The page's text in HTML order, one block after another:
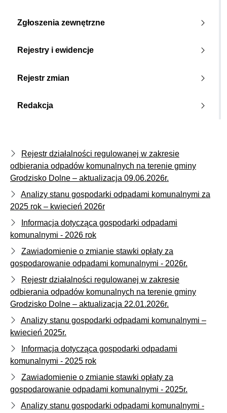
Zgłoszenia zewnętrzne
Rejestry i ewidencje
Rejestr zmian
Redakcja
Rejestr działalności regulowanej w zakresie
odbierania odpadów komunalnych na terenie gminy
Grodzisko Dolne – aktualizacja 09.06.2026r.
Analizy stanu gospodarki odpadami komunalnymi za
2025 rok – kwiecień 2026r
Informacja dotycząca gospodarki odpadami
komunalnymi - 2026 rok
Zawiadomienie o zmianie stawki opłaty za
gospodarowanie odpadami komunalnymi - 2026r.
Rejestr działalności regulowanej w zakresie
odbierania odpadów komunalnych na terenie gminy
Grodzisko Dolne – aktualizacja 22.01.2026r.
Analizy stanu gospodarki odpadami komunalnymi –
kwiecień 2025r.
Informacja dotycząca gospodarki odpadami
komunalnymi - 2025 rok
Zawiadomienie o zmianie stawki opłaty za
gospodarowanie odpadami komunalnymi - 2025r.
Analizy stanu gospodarki odpadami komunalnymi -